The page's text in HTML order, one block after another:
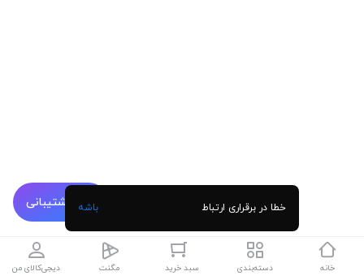
پشتیبانی
خانه دسته‌بندی سبد خرید مگنت دیجی‌کالای من
خطا در برقراری ارتباط باشه